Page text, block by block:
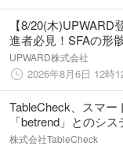
【8/20(木
進者必見！SFAの形
タ活用の設計
UPWARD株式会社
2026年8月6日 12時
TableCheck、スマ
「betrend」とのシ
株式会社TableCheck